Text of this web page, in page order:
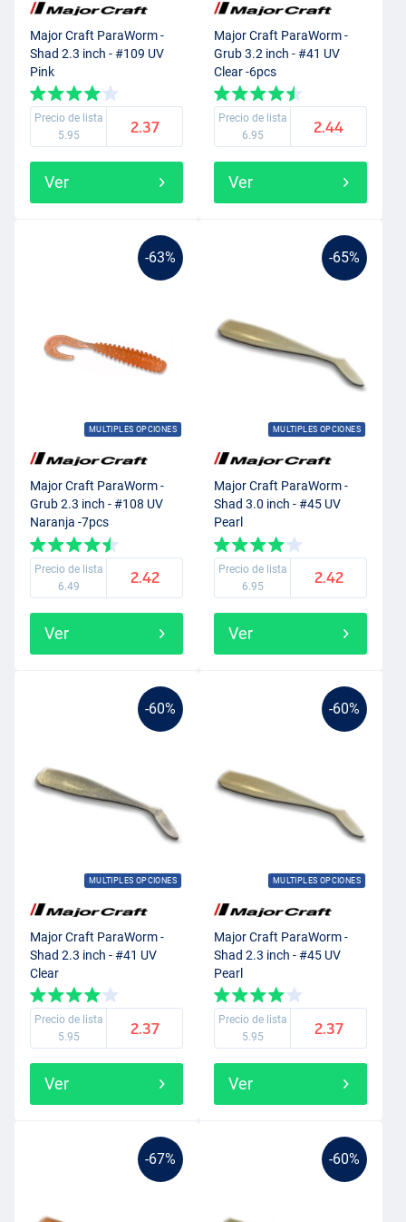
Major Craft ParaWorm -
Shad 2.3 inch - #109 UV
Pink
Precio de lista
5.95
2.37
Ver
Major Craft ParaWorm -
Grub 3.2 inch - #41 UV
Clear -6pcs
Precio de lista
6.95
2.44
Ver
-63%
MULTIPLES OPCIONES
Major Craft ParaWorm -
Grub 2.3 inch - #108 UV
Naranja -7pcs
Precio de lista
6.49
2.42
Ver
-65%
MULTIPLES OPCIONES
Major Craft ParaWorm -
Shad 3.0 inch - #45 UV
Pearl
Precio de lista
6.95
2.42
Ver
-60%
MULTIPLES OPCIONES
Major Craft ParaWorm -
Shad 2.3 inch - #41 UV
Clear
Precio de lista
5.95
2.37
Ver
-60%
MULTIPLES OPCIONES
Major Craft ParaWorm -
Shad 2.3 inch - #45 UV
Pearl
Precio de lista
5.95
2.37
Ver
-67% -60%